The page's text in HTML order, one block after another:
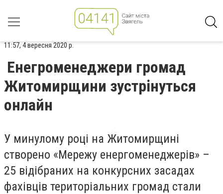
11:57, 4 вересня 2020 р.
Енегроменеджери громад
Житомирщини зустрінуться
онлайн
У минулому році на Житомирщині
створено «Мережу енергоменеджерів» –
25 відібраних на конкурсних засадах
фахівців територіальних громад стали